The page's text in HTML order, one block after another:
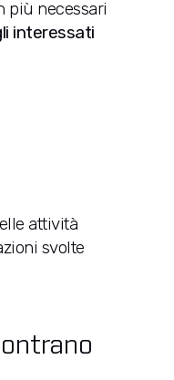
più necessari
interessati
attività
svolte